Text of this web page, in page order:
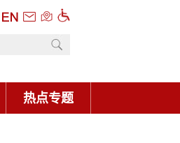
热点专题